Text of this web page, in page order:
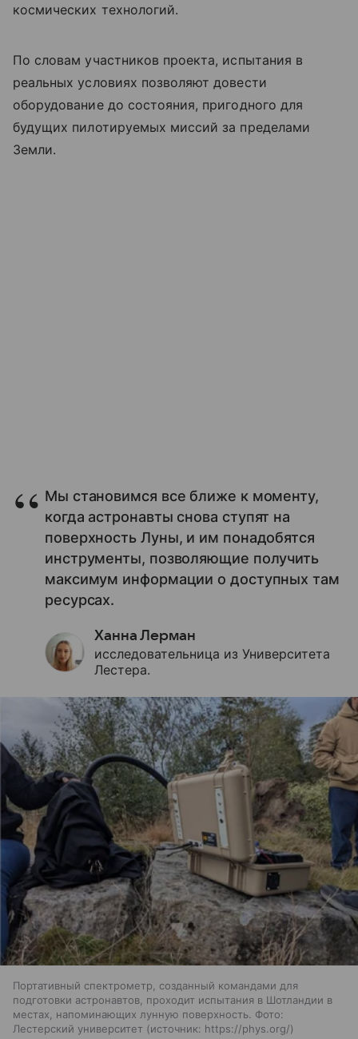
космических технологий.
По словам участников проекта, испытания в
реальных условиях позволяют довести
оборудование до состояния, пригодного для
будущих пилотируемых миссий за пределами
Земли.
Мы становимся все ближе к моменту,
когда астронавты снова ступят на
поверхность Луны, и им понадобятся
инструменты, позволяющие получить
максимум информации о доступных там
ресурсах.
Ханна Лерман
исследовательница из Университета
Лестера.
Портативный спектрометр, созданный командами для
подготовки астронавтов, проходит испытания в Шотландии в
местах, напоминающих лунную поверхность. Фото:
Лестерский университет
источник: https://phys.org/